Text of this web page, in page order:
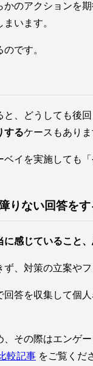
のアクションを
います。
です。
、どうしても後回
するケースもありま
イを実施しても
りない回答をす
感じていること
、対策の立案や
答を収集して個
その際はエンゲ
較記事 をご覧くだ